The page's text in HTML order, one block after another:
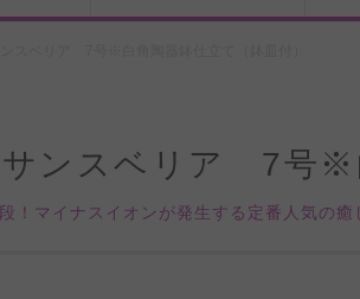
ンスベリア 7号※
！マイナスイオンが発生する定番人気の癒